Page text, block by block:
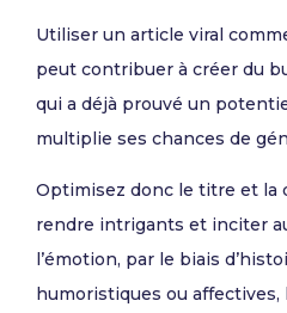
Utiliser un article viral
peut contribuer à créer du
qui a déjà prouvé un
multiplie ses chances de
Optimisez donc le titre et la
rendre intrigants et inciter
l’émotion, par le biais
humoristiques ou